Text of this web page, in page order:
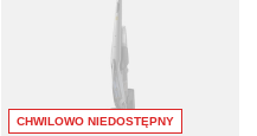
CHWILOWO NIEDOSTĘPNY